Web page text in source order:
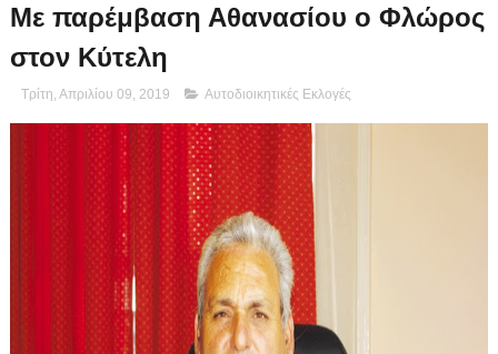
Με παρέμβαση Αθανασίου ο Φλώρος
στον Κύτελη
Τρίτη, Απριλίου 09, 2019 Αυτοδιοικητικές Εκλογές